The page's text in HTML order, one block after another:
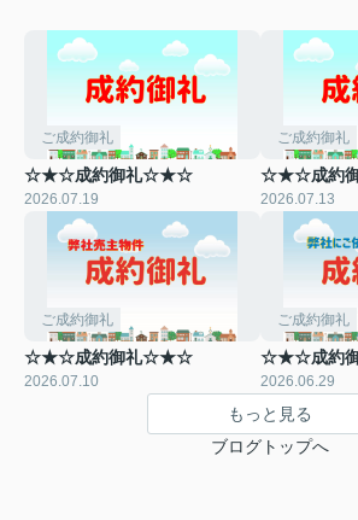
ご成約御礼
☆★☆成約御礼☆★☆
2026.07.19
ご成約御礼
☆★☆成約
2026.07.13
ご成約御礼
☆★☆成約御礼☆★☆
2026.07.10
ご成約御礼
☆★☆成約
2026.06.29
もっと見る
ブログトップへ